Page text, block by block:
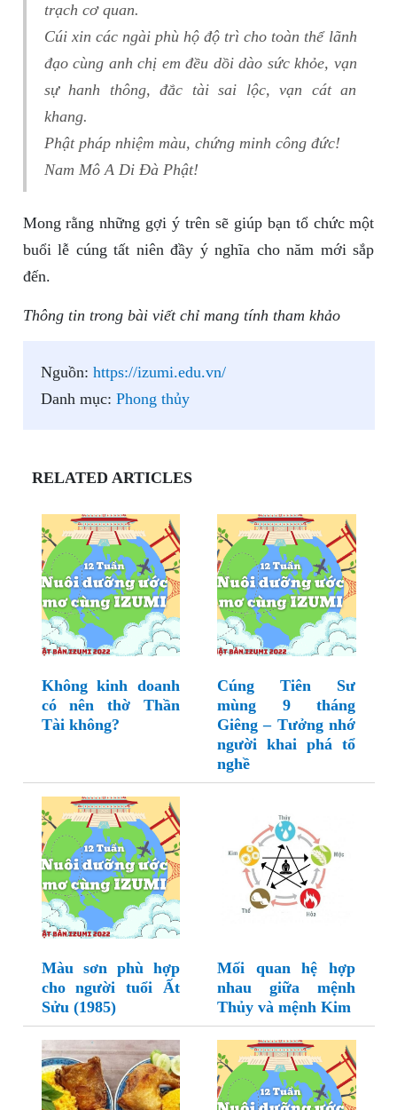
trạch cơ quan.
Cúi xin các ngài phù hộ độ trì cho toàn thể lãnh
đạo cùng anh chị em đều dồi dào sức khỏe, vạn
sự hanh thông, đắc tài sai lộc, vạn cát an
khang.
Phật pháp nhiệm màu, chứng minh công đức!
Nam Mô A Di Đà Phật!
Mong rằng những gợi ý trên sẽ giúp bạn tổ chức một
buổi lễ cúng tất niên đầy ý nghĩa cho năm mới sắp
đến.
Thông tin trong bài viết chỉ mang tính tham khảo
Nguồn: https://izumi.edu.vn/
Danh mục: Phong thủy
RELATED ARTICLES
Không kinh doanh
có nên thờ Thần
Tài không?
Cúng Tiên Sư
mùng 9 tháng
Giêng – Tưởng nhớ
người khai phá tổ
nghề
Màu sơn phù hợp
cho người tuổi Ất
Sửu (1985)
Mối quan hệ hợp
nhau giữa mệnh
Thủy và mệnh Kim